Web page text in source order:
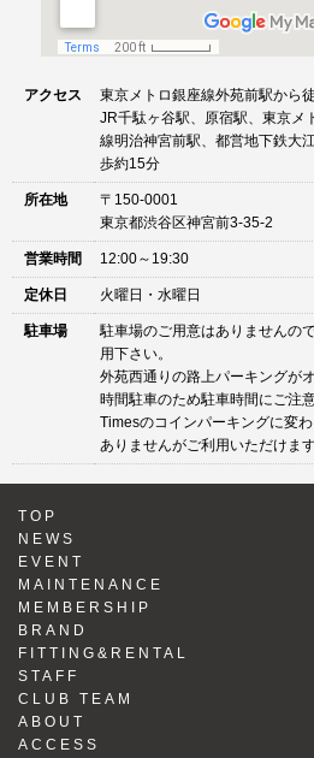
アクセス
東京メトロ銀座線外苑前駅から
JR千駄ヶ谷駅、原宿駅、東京メ
線明治神宮前駅、都営地下鉄大
歩約15分
所在地
〒150-0001
東京都渋谷区神宮前3-35-2
営業時間 12:00～19:30
定休日 火曜日・水曜日
駐車場
駐車場のご用意はありませんの
用下さい。
外苑西通りの路上パーキングが
時間駐車のため駐車時間にご注
Timesのコインパーキングに変
ありませんがご利用いただけま
TOP
NEWS
EVENT
MAINTENANCE
MEMBERSHIP
BRAND
FITTING&RENTAL
STAFF
CLUB TEAM
ABOUT
ACCESS